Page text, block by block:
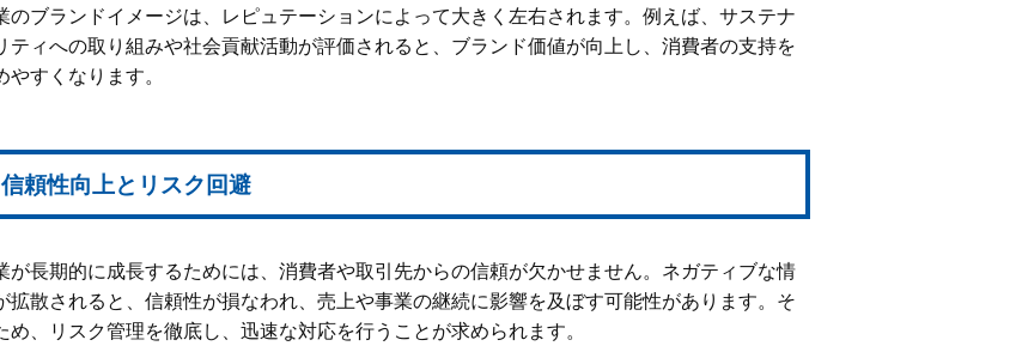
のブランドイメージは、レピュテーションによって大きく左右されます。例えば、サステナ
ティへの取り組みや社会貢献活動が評価されると、ブランド価値が向上し、消費者の支持を
やすくなります。
信頼性向上とリスク回避
が長期的に成長するためには、消費者や取引先からの信頼が欠かせません。ネガティブな情
拡散されると、信頼性が損なわれ、売上や事業の継続に影響を及ぼす可能性があります。そ
め、リスク管理を徹底し、迅速な対応を行うことが求められます。